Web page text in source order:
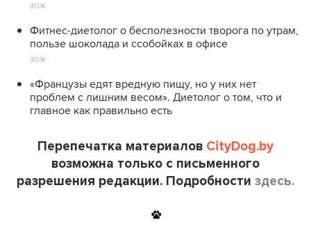
ЗОЖ
Фитнес-диетолог о бесполезности творога по утрам,
пользе шоколада и ссобойках в офисе
ЗОЖ
«Французы едят вредную пищу, но у них нет
проблем с лишним весом». Диетолог о том, что и
главное как правильно есть
Перепечатка материалов CityDog.by
возможна только с письменного
разрешения редакции. Подробности здесь.